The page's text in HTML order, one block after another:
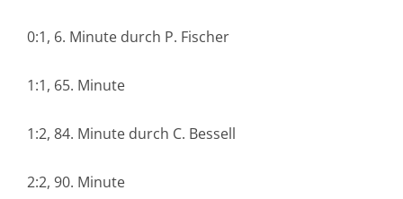
0:1, 6. Minute durch P. Fischer
1:1, 65. Minute
1:2, 84. Minute durch C. Bessell
2:2, 90. Minute